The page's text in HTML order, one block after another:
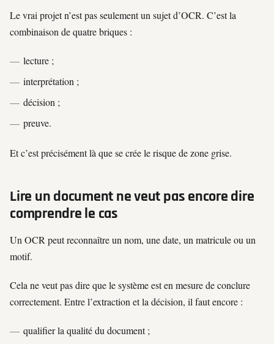
Le vrai projet n’est pas seulement un sujet d’OCR. C’est la
combinaison de quatre briques :
lecture ;
interprétation ;
décision ;
preuve.
Et c’est précisément là que se crée le risque de zone grise.
Lire un document ne veut pas encore dire
comprendre le cas
Un OCR peut reconnaître un nom, une date, un matricule ou un
motif.
Cela ne veut pas dire que le système est en mesure de conclure
correctement. Entre l’extraction et la décision, il faut encore :
qualifier la qualité du document ;